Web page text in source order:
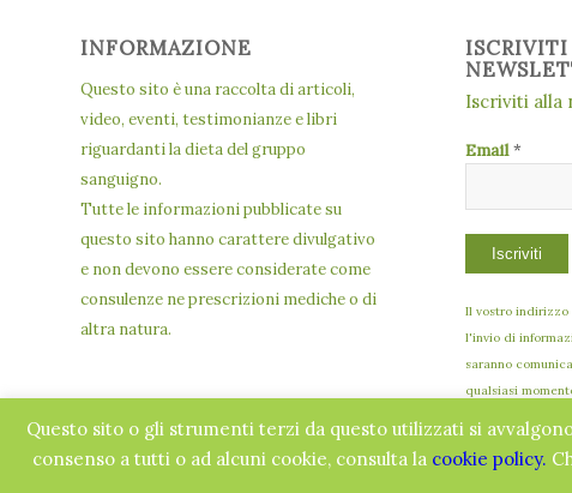
INFORMAZIONE
Questo sito è una raccolta di articoli,
video, eventi, testimonianze e libri
riguardanti la dieta del gruppo
sanguigno.
Tutte le informazioni pubblicate su
questo sito hanno carattere divulgativo
e non devono essere considerate come
consulenze ne prescrizioni mediche o di
altra natura.
ISCRIVITI
Iscriviti alla
Email*
Il vostro indirizzo
l'invio di
saranno
qualsiasi
Questo sito o gli strumenti terzi da questo utilizzati si
consenso a tutti o ad alcuni cookie, consulta la cookie policy.